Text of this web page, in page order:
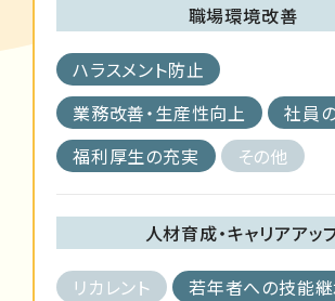
職場環境改善
ハラスメント防止
業務改善・生産性向上
社員
福利厚生の充実
その他
人材育成・キャリアアッ
リカレント
若年者への技能